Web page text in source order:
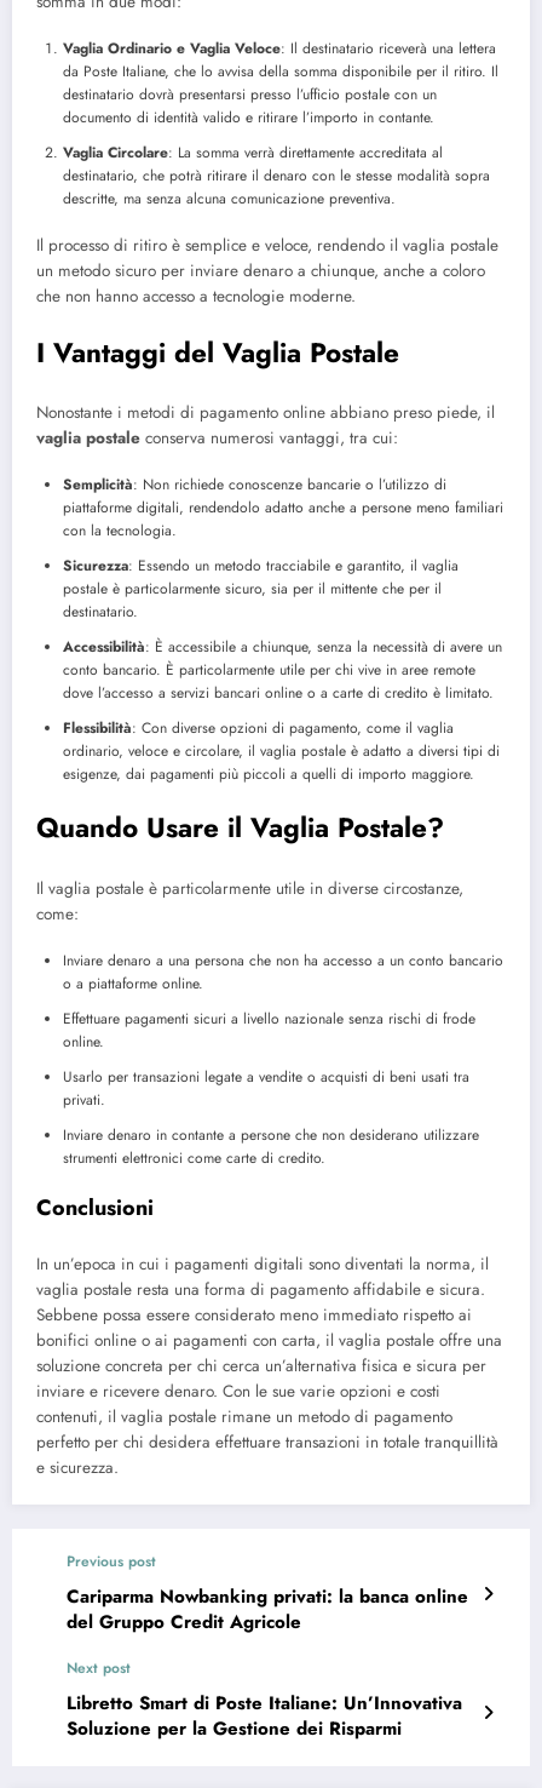
Vaglia Ordinario e Vaglia Veloce: Il destinatario riceverà una lettera
da Poste Italiane, che lo avvisa della somma disponibile per il ritiro. Il
destinatario dovrà presentarsi presso l’ufficio postale con un
documento di identità valido e ritirare l’importo in contante.
Vaglia Circolare: La somma verrà direttamente accreditata al
destinatario, che potrà ritirare il denaro con le stesse modalità sopra
descritte, ma senza alcuna comunicazione preventiva.
Il processo di ritiro è semplice e veloce, rendendo il vaglia postale
un metodo sicuro per inviare denaro a chiunque, anche a coloro
che non hanno accesso a tecnologie moderne.
I Vantaggi del Vaglia Postale
Nonostante i metodi di pagamento online abbiano preso piede, il
vaglia postale conserva numerosi vantaggi, tra cui:
Semplicità: Non richiede conoscenze bancarie o l’utilizzo di
piattaforme digitali, rendendolo adatto anche a persone meno familiari
con la tecnologia.
Sicurezza: Essendo un metodo tracciabile e garantito, il vaglia
postale è particolarmente sicuro, sia per il mittente che per il
destinatario.
Accessibilità: È accessibile a chiunque, senza la necessità di avere un
conto bancario. È particolarmente utile per chi vive in aree remote
dove l’accesso a servizi bancari online o a carte di credito è limitato.
Flessibilità: Con diverse opzioni di pagamento, come il vaglia
ordinario, veloce e circolare, il vaglia postale è adatto a diversi tipi di
esigenze, dai pagamenti più piccoli a quelli di importo maggiore.
Quando Usare il Vaglia Postale?
Il vaglia postale è particolarmente utile in diverse circostanze,
come:
Inviare denaro a una persona che non ha accesso a un conto bancario
o a piattaforme online.
Effettuare pagamenti sicuri a livello nazionale senza rischi di frode
online.
Usarlo per transazioni legate a vendite o acquisti di beni usati tra
privati.
Inviare denaro in contante a persone che non desiderano utilizzare
strumenti elettronici come carte di credito.
Conclusioni
In un’epoca in cui i pagamenti digitali sono diventati la norma, il
vaglia postale resta una forma di pagamento affidabile e sicura.
Sebbene possa essere considerato meno immediato rispetto ai
bonifici online o ai pagamenti con carta, il vaglia postale offre una
soluzione concreta per chi cerca un’alternativa fisica e sicura per
inviare e ricevere denaro. Con le sue varie opzioni e costi
contenuti, il vaglia postale rimane un metodo di pagamento
perfetto per chi desidera effettuare transazioni in totale tranquillità
e sicurezza.
Previous post
Cariparma Nowbanking privati: la banca online
del Gruppo Credit Agricole
Next post
Libretto Smart di Poste Italiane: Un’Innovativa
Soluzione per la Gestione dei Risparmi